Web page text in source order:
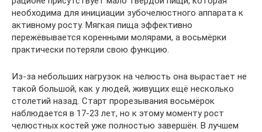
необходима для инициации зубочелюстного аппарата к
активному росту. Мягкая пища эффективно
пережёвывается коренными молярами, а восьмёрки
практически потеряли свою функцию.
Из-за небольших нагрузок на челюсть она вырастает не
такой большой, как у людей, живущих ещё несколько
столетий назад. Старт прорезывания восьмёрок
наблюдается в 17-23 лет, но к этому моменту рост
челюстных костей уже полностью завершён. В лучшем